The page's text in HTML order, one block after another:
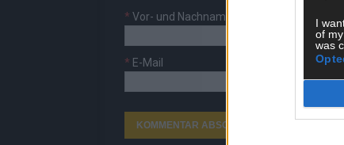
I
of
was
* Vor- und Nachname
* E-Mail